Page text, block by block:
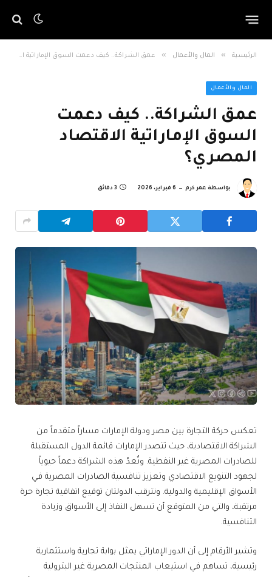
الرئيسية » المال والأعمال » عمق الشراكة.. كيف دعمت السوق الإماراتية الاقتصاد المصري؟
المال والأعمال
عمق الشراكة.. كيف دعمت
السوق الإماراتية الاقتصاد
المصري؟
بواسطة عمر كرم 6 فبراير، 2026 3 دقائق
تعكس حركة التجارة بين مصر ودولة الإمارات مساراً متقدماً من
الشراكة الاقتصادية، حيث تتصدر الإمارات قائمة الدول المستقبلة
للصادرات المصرية غير النفطية. وتُعدّ هذه الشراكة دعماً حيوياً
لجهود التنويع الاقتصادي وتعزيز تنافسية الصادرات المصرية في
الأسواق الإقليمية والدولية. وتترقب الدولتان توقيع اتفاقية تجارة حرة
مرتقبة، والتي من المتوقع أن تسهل النفاذ إلى الأسواق وزيادة
التنافسية.
وتشير الأرقام إلى أن الدور الإماراتي يمثل بوابة تجارية واستثمارية
رئيسية، تساهم في استيعاب المنتجات المصرية غير البترولية